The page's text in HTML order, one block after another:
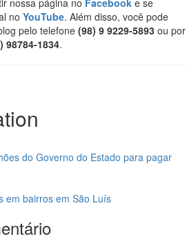
nossa página no Facebook e se
no YouTube. Além disso, você pode
pelo telefone (98) 9 9229-5893 ou por
98784-1834.
do Governo do Estado para pagar
em bairros em São Luís